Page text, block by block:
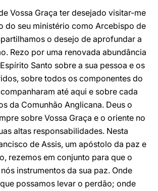
Vossa Graça ter desejado visitar-me
do seu ministério como Arcebispo de
o desejo de aprofundar a
Rezo por uma renovada abundância
Santo sobre a sua pessoa e os
sobre todos os componentes do
até aqui e sobre cada
da Comunhão Anglicana. Deus o
sobre Vossa Graça e o oriente no
altas responsabilidades. Nesta
de Assis, um apóstolo da paz e
rezemos em conjunto para que o
instrumentos da sua paz. Onde
possamos levar o perdão; onde